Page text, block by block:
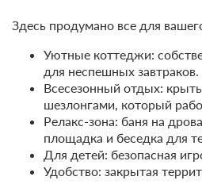
Здесь продумано все для
Уютные коттеджи:
для неспешных завтраков.
Всесезонный отдых:
шезлонгами, который
Релакс-зона: баня на
площадка и беседка для
Для детей: безопасная
Удобство: закрытая